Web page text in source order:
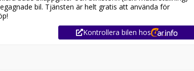
bil. Tjänsten är helt gratis att använda för
Kontrollera bilen hos